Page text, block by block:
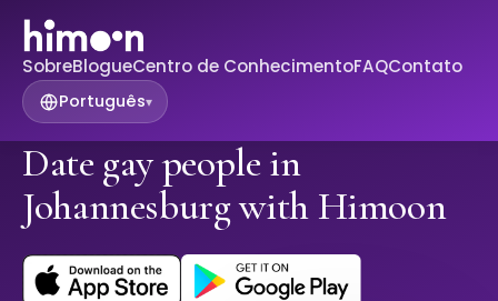
SobreBlogueCentro de ConhecimentoFAQContato
Português▾
Date gay people in
Johannesburg with Himoon